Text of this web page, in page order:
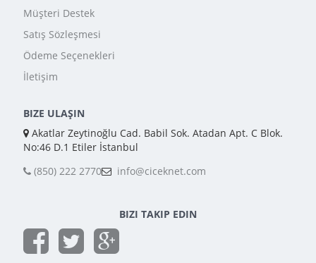
Müşteri Destek
Satış Sözleşmesi
Ödeme Seçenekleri
İletişim
BIZE ULAŞIN
Akatlar Zeytinoğlu Cad. Babil Sok. Atadan Apt. C Blok.
No:46 D.1 Etiler İstanbul
(850) 222 2770
info@ciceknet.com
BIZI TAKIP EDIN